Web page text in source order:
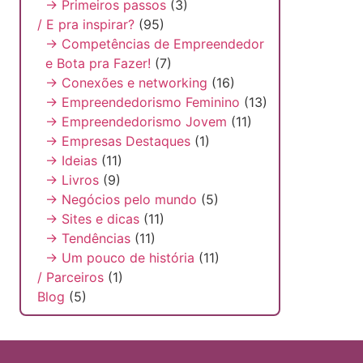
→ Primeiros passos (3)
/ E pra inspirar? (95)
→ Competências de Empreendedor
e Bota pra Fazer! (7)
→ Conexões e networking (16)
→ Empreendedorismo Feminino (13)
→ Empreendedorismo Jovem (11)
→ Empresas Destaques (1)
→ Ideias (11)
→ Livros (9)
→ Negócios pelo mundo (5)
→ Sites e dicas (11)
→ Tendências (11)
→ Um pouco de história (11)
/ Parceiros (1)
Blog (5)